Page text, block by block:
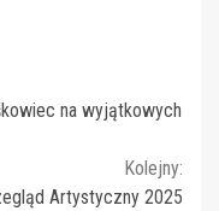
na wyjątkowych
Kolejny:
Artystyczny 2025